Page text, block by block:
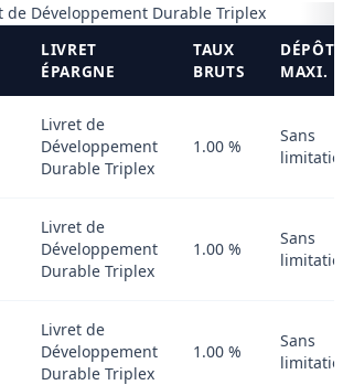
de Développement Durable Triplex
LIVRET
ÉPARGNE
TAUX
BRUTS
DÉPÔTS
MAXI.
Livret de
Développement
Durable Triplex
1.00 %
Sans
Livret de
Développement
Durable Triplex
1.00 %
Sans
Livret de
Développement
Durable Triplex
1.00 %
Sans